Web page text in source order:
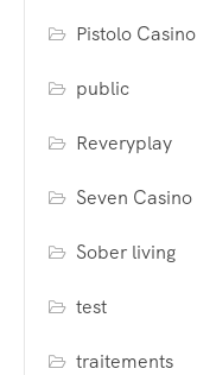
Pistolo Casino
public
Reveryplay
Seven Casino
Sober living
test
traitements